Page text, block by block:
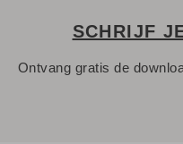
SCHRIJF
Ontvang gratis de